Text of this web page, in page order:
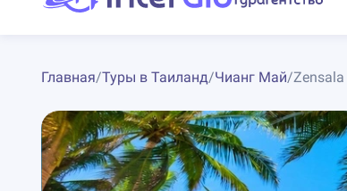
Главная/Туры в Таиланд/Чианг Май/Zensala